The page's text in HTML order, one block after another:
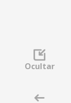
Ocultar